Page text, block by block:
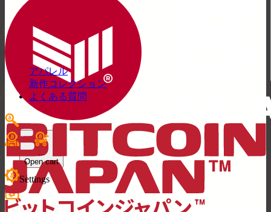
アパレル
新作コレクション
よくある質問
...
Open cart
Settings